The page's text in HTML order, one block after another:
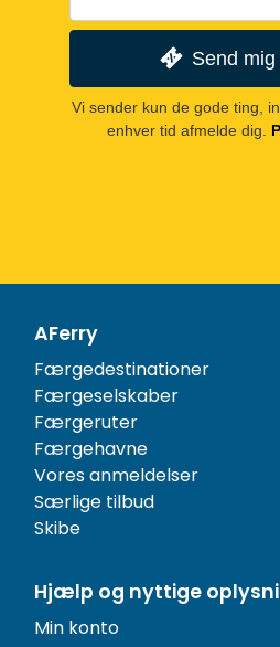
Send
Vi sender kun de gode ting,
enhver tid afmelde dig.
AFerry
Færgedestinationer
Færgeselskaber
Færgeruter
Færgehavne
Vores anmeldelser
Særlige tilbud
Skibe
Hjælp og nyttige
Min konto